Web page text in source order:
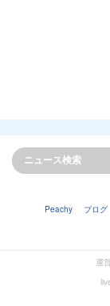
Peachy ブログ
運